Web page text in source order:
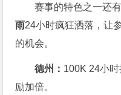
赛事的特色之一还
雨24小时疯狂洒落，让
的机会。
德州： 100K 24小时
励加倍。